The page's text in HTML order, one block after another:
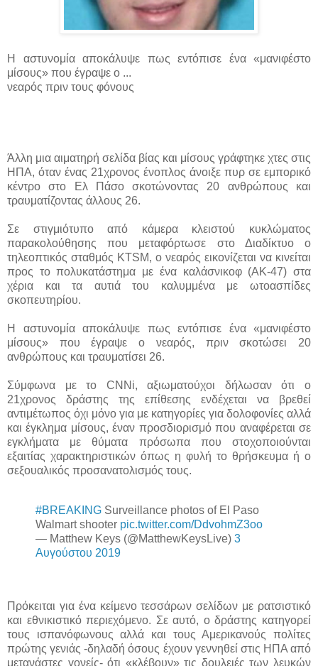
Η αστυνομία αποκάλυψε πως εντόπισε ένα «μανιφέστο
μίσους» που έγραψε ο ...
νεαρός πριν τους φόνους
Άλλη μια αιματηρή σελίδα βίας και μίσους γράφτηκε χτες στις
ΗΠΑ, όταν ένας 21χρονος ένοπλος άνοιξε πυρ σε εμπορικό
κέντρο στο Ελ Πάσο σκοτώνοντας 20 ανθρώπους και
τραυματίζοντας άλλους 26.
Σε στιγμιότυπο από κάμερα κλειστού κυκλώματος
παρακολούθησης που μεταφόρτωσε στο Διαδίκτυο ο
τηλεοπτικός σταθμός KTSM, ο νεαρός εικονίζεται να κινείται
προς το πολυκατάστημα με ένα καλάσνικοφ (ΑΚ-47) στα
χέρια και τα αυτιά του καλυμμένα με ωτοασπίδες
σκοπευτηρίου.
Η αστυνομία αποκάλυψε πως εντόπισε ένα «μανιφέστο
μίσους» που έγραψε ο νεαρός, πριν σκοτώσει 20
ανθρώπους και τραυματίσει 26.
Σύμφωνα με το CNNi, αξιωματούχοι δήλωσαν ότι ο
21χρονος δράστης της επίθεσης ενδέχεται να βρεθεί
αντιμέτωπος όχι μόνο για με κατηγορίες για δολοφονίες αλλά
και έγκλημα μίσους, έναν προσδιορισμό που αναφέρεται σε
εγκλήματα με θύματα πρόσωπα που στοχοποιούνται
εξαιτίας χαρακτηριστικών όπως η φυλή το θρήσκευμα ή ο
σεξουαλικός προσανατολισμός τους.
#BREAKING Surveillance photos of El Paso
Walmart shooter pic.twitter.com/DdvohmZ3oo
— Matthew Keys (@MatthewKeysLive) 3
Αυγούστου 2019
Πρόκειται για ένα κείμενο τεσσάρων σελίδων με ρατσιστικό
και εθνικιστικό περιεχόμενο. Σε αυτό, ο δράστης κατηγορεί
τους ισπανόφωνους αλλά και τους Αμερικανούς πολίτες
πρώτης γενιάς -δηλαδή όσους έχουν γεννηθεί στις ΗΠΑ από
μετανάστες γονείς- ότι «κλέβουν» τις δουλειές των λευκών